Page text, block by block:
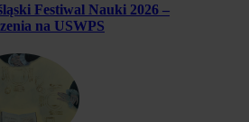
Festiwal Nauki 2026 –
na USWPS